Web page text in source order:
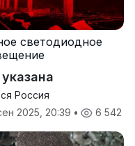
светодиодное
Россия
2025, 20:39 • 6 542